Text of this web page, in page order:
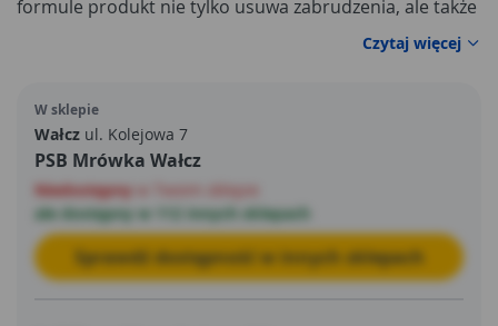
formule produkt nie tylko usuwa zabrudzenia, ale także
dba o intensywność barw, chroniąc ubrania przed
blaknięciem. To idealne rozwiązanie dla osób, które
swoich ubrań podczas codziennego prania.
Czytaj więcej
W sklepie
Wałcz ul. Kolejowa 7
PSB Mrówka Wałcz
Niedostępny
ale dostępny w 112 innych sklepach
Sprawdź dostępność w innych sklepach